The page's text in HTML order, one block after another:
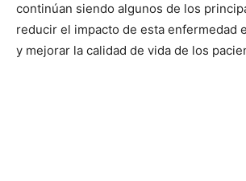
continúan siendo algunos de los
reducir el impacto de esta enfermedad
y mejorar la calidad de vida de los